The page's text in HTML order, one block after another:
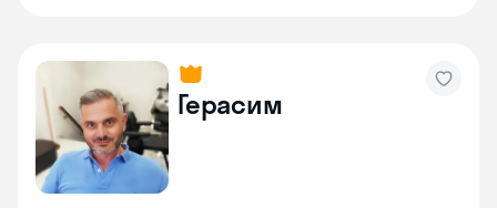
Герасим